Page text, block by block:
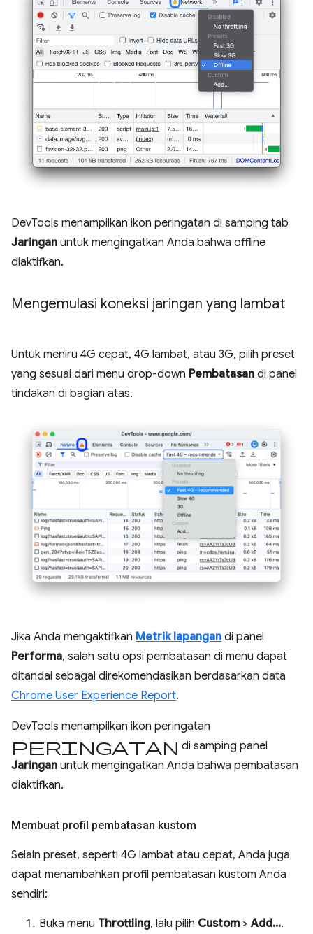
DevTools menampilkan ikon peringatan di samping tab
Jaringan untuk mengingatkan Anda bahwa offline
diaktifkan.
Mengemulasi koneksi jaringan yang lambat
Untuk meniru 4G cepat, 4G lambat, atau 3G, pilih preset
yang sesuai dari menu drop-down Pembatasan di panel
tindakan di bagian atas.
Jika Anda mengaktifkan Metrik lapangan di panel
Performa, salah satu opsi pembatasan di menu dapat
ditandai sebagai direkomendasikan berdasarkan data
Chrome User Experience Report.
DevTools menampilkan ikon peringatan
peringatan di samping panel
Jaringan untuk mengingatkan Anda bahwa pembatasan
diaktifkan.
Membuat profil pembatasan kustom
Selain preset, seperti 4G lambat atau cepat, Anda juga
dapat menambahkan profil pembatasan kustom Anda
sendiri:
Buka menu Throttling, lalu pilih Custom >Add....